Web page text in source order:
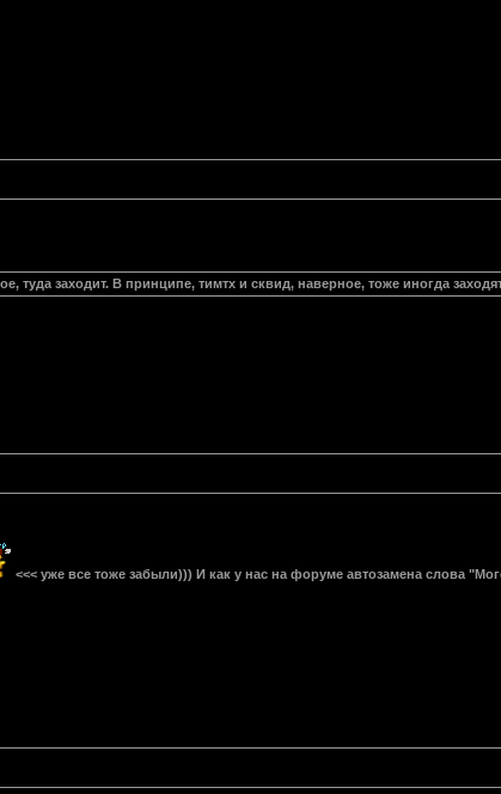
туда заходит. В принципе, тимтх и сквид, наверное, тоже иногда
<<< уже все тоже забыли))) И как у нас на форуме автозамена слова